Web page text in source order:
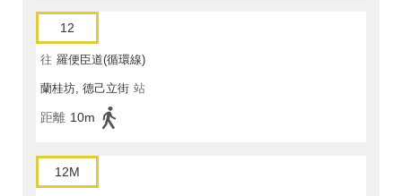
12
往 羅便臣道(循環線)
蘭桂坊, 德己立街 站
距離 10m
12M